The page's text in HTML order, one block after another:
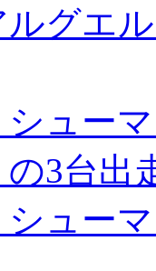
グエ
シュー
3台出
シュー